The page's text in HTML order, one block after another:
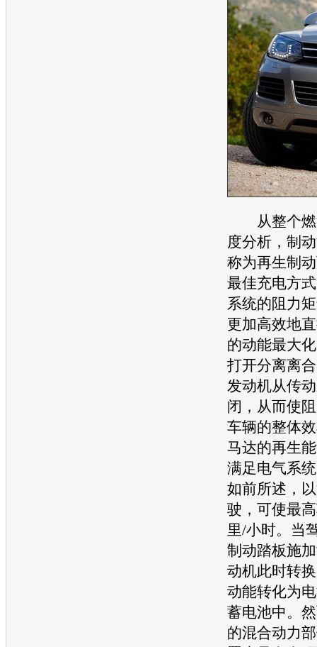
从整个燃
度分析，制
称为再生制
最佳充电方
系统的阻力
更加高效地
的动能最大
打开分离离
发动机从传
闭，从而使
车辆的整体
马达的再生
满足电气系
如前所述，
驶，可使最
里/小时。当
制动踏板施
动机此时转
动能转化为
蓄电池中。
的混合动力